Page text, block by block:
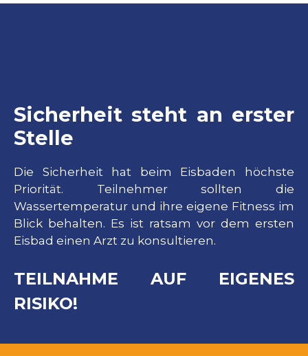
Sicherheit steht an erster
Stelle
Die Sicherheit hat beim Eisbaden höchste
Priorität. Teilnehmer sollten die
Wassertemperatur und ihre eigene Fitness im
Blick behalten. Es ist ratsam vor dem ersten
Eisbad einen Arzt zu konsultieren.
TEILNAHME AUF EIGENES
RISIKO!